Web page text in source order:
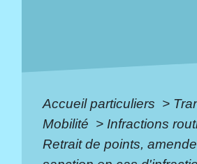
Accueil particuliers >
Mobilité > Infractions
Retrait de points,